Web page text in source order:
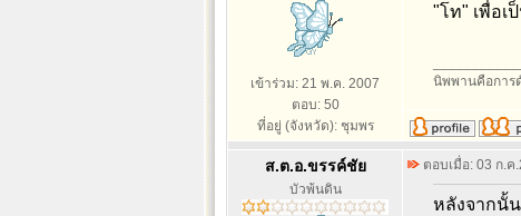
เข้าร่วม: 21 พ.ค. 2007
ตอบ: 50
ที่อยู่ (จังหวัด): ชุมพร
"โท" เพื่อเ
นิพพานคือการ
ส.ต.อ.ขรรค์ชัย
บัวพ้นดิน
ตอบเมื่อ: 03 ก.ค
หลังจากนั้น